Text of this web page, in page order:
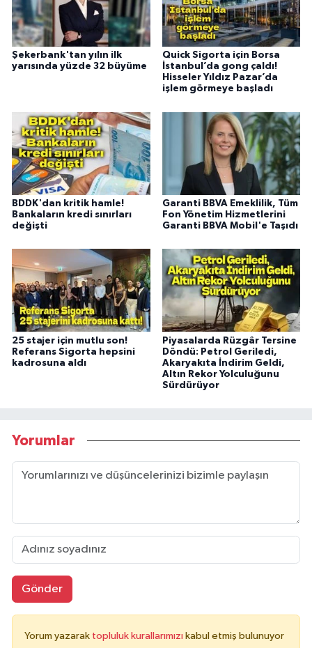
Şekerbank'tan yılın ilk
yarısında yüzde 32 büyüme
Quick Sigorta için Borsa
İstanbul’da gong çaldı!
Hisseler Yıldız Pazar’da
işlem görmeye başladı
BDDK'dan kritik hamle!
Bankaların kredi sınırları
değişti
Garanti BBVA Emeklilik, Tüm
Fon Yönetim Hizmetlerini
Garanti BBVA Mobil'e Taşıdı
25 stajer için mutlu son!
Referans Sigorta hepsini
kadrosuna aldı
Piyasalarda Rüzgâr Tersine
Döndü: Petrol Geriledi,
Akaryakıta İndirim Geldi,
Altın Rekor Yolculuğunu
Sürdürüyor
Yorumlar
Gönder
Yorum yazarak topluluk kurallarımızı kabul etmiş bulunuyor